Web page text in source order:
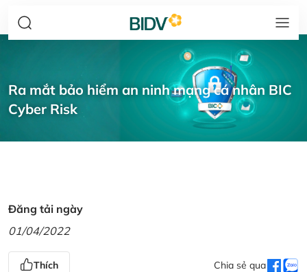
Ra mắt bảo hiểm an ninh mạng cá nhân BIC
Cyber Risk
Đăng tải ngày
01/04/2022
Thích Chia sẻ qua